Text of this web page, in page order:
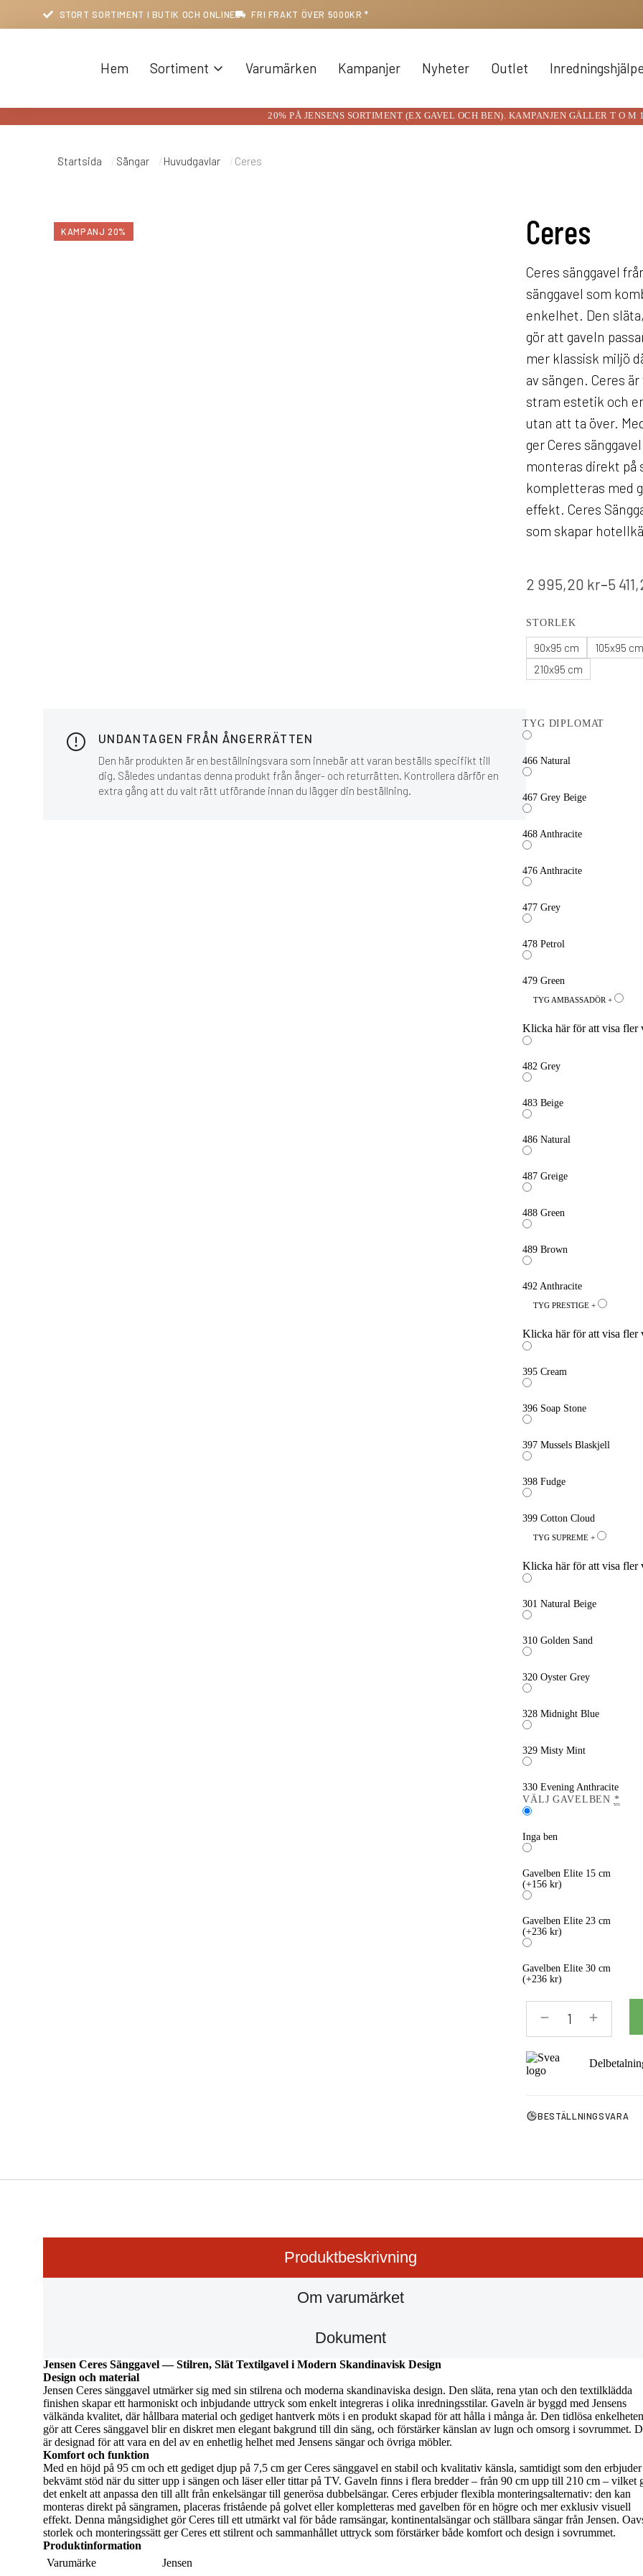
STORT SORTIMENT I BUTIK OCH ONLINE FRI FRAKT ÖVER 5000KR *
Hem Sortiment Varumärken Kampanjer Nyheter Outlet
20% PÅ JENSENS SORTIMENT (EX GAVEL OCH BEN). KAMPANJEN GÄLLER T O M
Du är här:
Startsida Sängar Huvudgavlar Ceres
KAMPANJ 20%
UNDANTAGEN FRÅN ÅNGERRÄTTEN
Den här produkten är en beställningsvara som innebär att varan beställs specifikt till
dig. Således undantas denna produkt från ånger- och returrätten. Kontrollera därför en
extra gång att du valt rätt utförande innan du lägger din beställning.
Ceres
Ceres sänggavel
sänggavel som
enkelhet. Den
gör att gaveln
mer klassisk miljö
av sängen. Ceres
stram estetik och
utan att ta över.
ger Ceres
monteras direkt på
kompletteras med
effekt. Ceres
som skapar
2 995,20 kr–5
STORLEK
90x95 cm
105x95
210x95 cm
TYG DIPLOMAT
466 Natural
467 Grey Beige
468 Anthracite
476 Anthracite
477 Grey
478 Petrol
479 Green
TYG AMBASSADÖR +
Klicka här för att visa fler
482 Grey
483 Beige
486 Natural
487 Greige
488 Green
489 Brown
492 Anthracite
TYG PRESTIGE +
Klicka här för att visa fler
395 Cream
396 Soap Stone
397 Mussels Blaskjell
398 Fudge
399 Cotton Cloud
TYG SUPREME +
Klicka här för att visa fler
301 Natural Beige
310 Golden Sand
320 Oyster Grey
328 Midnight Blue
329 Misty Mint
330 Evening Anthracite
VÄLJ GAVELBEN *
Inga ben
Gavelben Elite 15 cm
(+156 kr)
Gavelben Elite 23 cm
(+236 kr)
Gavelben Elite 30 cm
(+236 kr)
BESTÄLLNINGSVARA
Produktbeskrivning
Om varumärket
Dokument
Jensen Ceres Sänggavel — Stilren, Slät Textilgavel i Modern Skandinavisk Design
Design och material
Jensen Ceres sänggavel utmärker sig med sin stilrena och moderna skandinaviska design. Den släta, rena ytan och den textilklädda
finishen skapar ett harmoniskt och inbjudande uttryck som enkelt integreras i olika inredningsstilar. Gaveln är byggd med Jensens
välkända kvalitet, där hållbara material och gediget hantverk möts i en produkt skapad för att hålla i många år. Den tidlösa enkelheten
gör att Ceres sänggavel blir en diskret men elegant bakgrund till din säng, och förstärker känslan av lugn och omsorg i sovrummet.
är designad för att vara en del av en enhetlig helhet med Jensens sängar och övriga möbler.
Komfort och funktion
Med en höjd på 95 cm och ett gediget djup på 7,5 cm ger Ceres sänggavel en stabil och kvalitativ känsla, samtidigt som den
bekvämt stöd när du sitter upp i sängen och läser eller tittar på TV. Gaveln finns i flera bredder – från 90 cm upp till 210 cm – vilket
det enkelt att anpassa den till allt från enkelsängar till generösa dubbelsängar. Ceres erbjuder flexibla monteringsalternativ: den kan
monteras direkt på sängramen, placeras fristående på golvet eller kompletteras med gavelben för en högre och mer exklusiv visuell
effekt. Denna mångsidighet gör Ceres till ett utmärkt val för både ramsängar, kontinentalsängar och ställbara sängar från Jensen.
storlek och monteringssätt ger Ceres ett stilrent och sammanhållet uttryck som förstärker både komfort och design i sovrummet.
Produktinformation
Varumärke
Jensen